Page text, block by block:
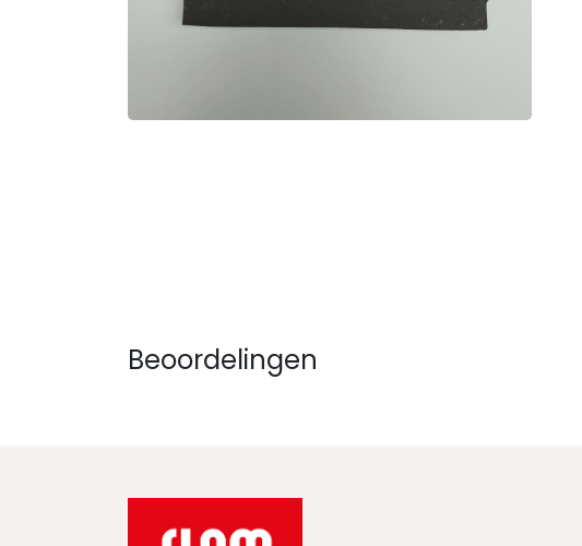
Beoordelingen